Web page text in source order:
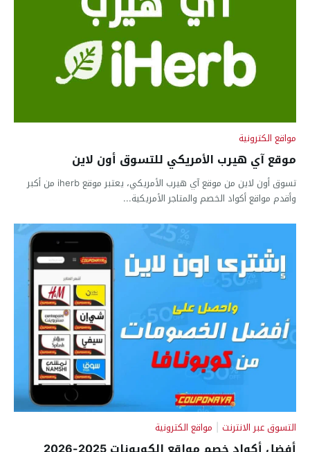
مواقع الكترونية
موقع آي هيرب الأمريكي للتسوق أون لاين
تسوق أون لاين من موقع آي هيرب الأمريكي، يعتبر موقع iherb من أكبر
وأقدم مواقع أكواد الخصم والمتاجر الأمريكية...
التسوق عبر الانترنت | مواقع الكترونية